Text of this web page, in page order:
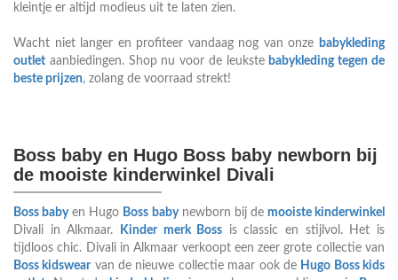
kleintje er altijd modieus uit te laten zien.
Wacht niet langer en profiteer vandaag nog van onze babykleding
outlet aanbiedingen. Shop nu voor de leukste babykleding tegen de
beste prijzen, zolang de voorraad strekt!
Boss baby en Hugo Boss baby newborn bij
de mooiste kinderwinkel Divali
Boss babyen Hugo Boss babynewborn bij de mooiste kinderwinkel
Divali in Alkmaar.
Kinder merk Boss is classic en stijlvol. Het is
tijdloos chic. Divali in Alkmaar verkoopt een zeer grote collectie van
Boss kidswearvan de nieuwe collectie maar ook de Hugo Boss kids